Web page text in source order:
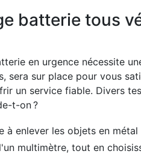
batterie tous
en urgence nécessite
sera sur place pour vous
un service fiable. Divers
t-on ?
à enlever les objets en
multimètre, tout en